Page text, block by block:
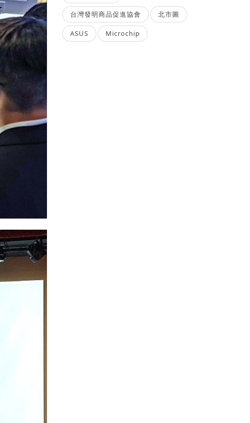
台灣發明商品促進協會 北市圖
ASUS Microchip